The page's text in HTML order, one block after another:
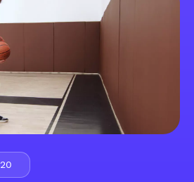
20